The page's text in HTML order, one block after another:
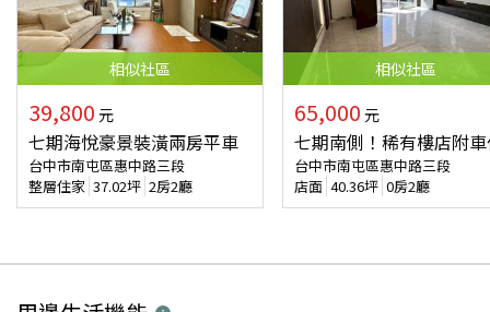
相似社區
39,800 元
七期海悅豪景裝潢兩房平車
台中市南屯區惠中路三段
整層住家 37.02坪 2房2廳
相似社區
65,000 元
七期南側！稀有樓店附
台中市南屯區惠中路三段
店面 40.36坪 0房2廳